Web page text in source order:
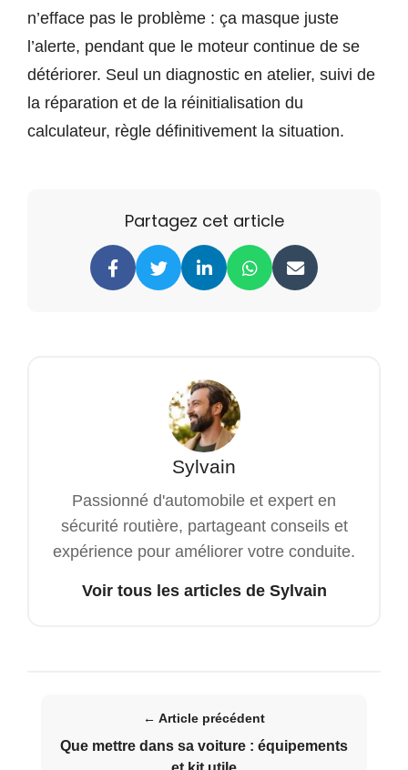
n’efface pas le problème : ça masque juste
l’alerte, pendant que le moteur continue de se
détériorer. Seul un diagnostic en atelier, suivi de
la réparation et de la réinitialisation du
calculateur, règle définitivement la situation.
Partagez cet article
Sylvain
Passionné d'automobile et expert en
sécurité routière, partageant conseils et
expérience pour améliorer votre conduite.
Voir tous les articles de Sylvain
← Article précédent
Que mettre dans sa voiture : équipements